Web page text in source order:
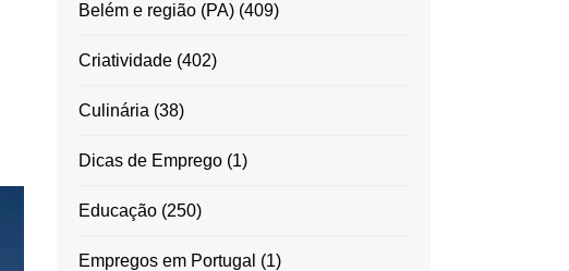
Belém e região (PA)(409)
Criatividade(402)
Culinária (38)
Dicas de Emprego(1)
Educação(250)
Empregos em Portugal (1)